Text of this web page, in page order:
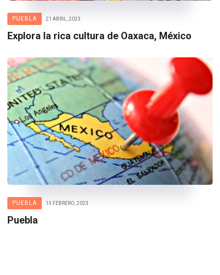
PUEBLA 21 ABRIL, 2023
Explora la rica cultura de Oaxaca, México
PUEBLA 15 FEBRERO, 2023
Puebla